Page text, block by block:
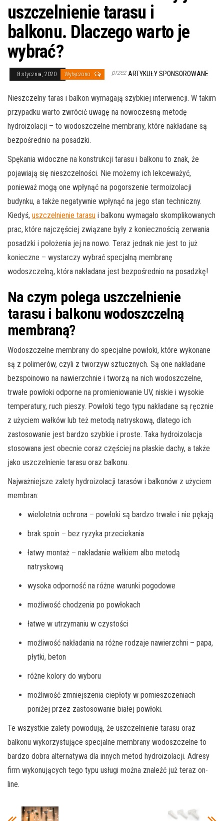
uszczelnienie tarasu i
balkonu. Dlaczego warto je
wybrać?
8 stycznia, 2020 Wyłączono przez ARTYKUŁY SPONSOROWANE
Nieszczelny taras i balkon wymagają szybkiej interwencji. W takim
przypadku warto zwrócić uwagę na nowoczesną metodę
hydroizolacji – to wodoszczelne membrany, które nakładane są
bezpośrednio na posadzki.
Spękania widoczne na konstrukcji tarasu i balkonu to znak, że
pojawiają się nieszczelności. Nie możemy ich lekceważyć,
ponieważ mogą one wpłynąć na pogorszenie termoizolacji
budynku, a także negatywnie wpłynąć na jego stan techniczny.
Kiedyś, uszczelnienie tarasu i balkonu wymagało skomplikowanych
prac, które najczęściej związane były z koniecznością zerwania
posadzki i położenia jej na nowo. Teraz jednak nie jest to już
konieczne – wystarczy wybrać specjalną membranę
wodoszczelną, która nakładana jest bezpośrednio na posadzkę!
Na czym polega uszczelnienie
tarasu i balkonu wodoszczelną
membraną?
Wodoszczelne membrany do specjalne powłoki, które wykonane
są z polimerów, czyli z tworzyw sztucznych. Są one nakładane
bezspoinowo na nawierzchnie i tworzą na nich wodoszczelne,
trwałe powłoki odporne na promieniowanie UV, niskie i wysokie
temperatury, ruch pieszy. Powłoki tego typu nakładane są ręcznie
z użyciem wałków lub też metodą natryskową, dlatego ich
zastosowanie jest bardzo szybkie i proste. Taka hydroizolacja
stosowana jest obecnie coraz częściej na płaskie dachy, a także
jako uszczelnienie tarasu oraz balkonu.
Najważniejsze zalety hydroizolacji tarasów i balkonów z użyciem
membran:
wieloletnia ochrona – powłoki są bardzo trwałe i nie pękają
brak spoin – bez ryzyka przeciekania
łatwy montaż – nakładanie wałkiem albo metodą
natryskową
wysoka odporność na różne warunki pogodowe
możliwość chodzenia po powłokach
łatwe w utrzymaniu w czystości
możliwość nakładania na różne rodzaje nawierzchni – papa,
płytki, beton
różne kolory do wyboru
możliwość zmniejszenia ciepłoty w pomieszczeniach
poniżej przez zastosowanie białej powłoki.
Te wszystkie zalety powodują, że uszczelnienie tarasu oraz
balkonu wykorzystujące specjalne membrany wodoszczelne to
bardzo dobra alternatywa dla innych metod hydroizolacji. Adresy
firm wykonujących tego typu usługi można znaleźć już teraz on-
line.